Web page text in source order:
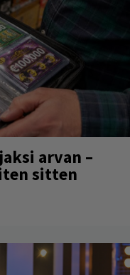
arvan –
sitten